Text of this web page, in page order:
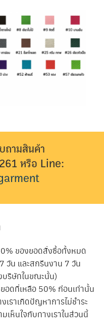
ถามสินค้า
หรือ Line:
ของยอดสั่งซื้อทั้งหมด
วัน และสกรีนงาน 7 วัน
ริษัทในขณะนั้น)
อดที่เหลือ 50% ก่อนเท่านั้น
เราเกิดปัญหาการไม่ชำระ
เห็นใจกับทางเราในส่วนนี้